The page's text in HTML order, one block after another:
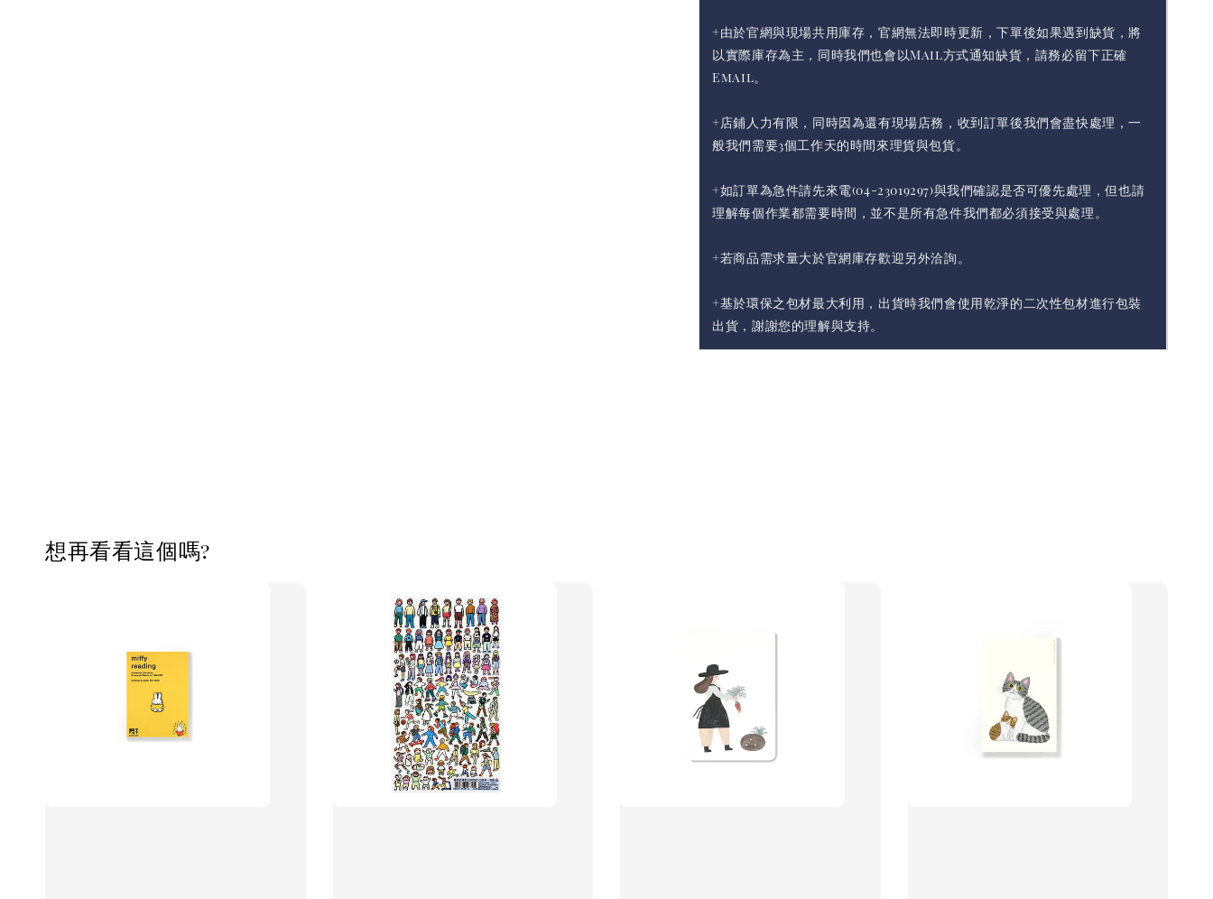
+由於官網與現場共用庫存，官網無法即時更新，下單後如果遇到缺貨，將
以實際庫存為主，同時我們也會以Mail方式通知缺貨，請務必留下正確
Email。
+店鋪人力有限，同時因為還有現場店務，收到訂單後我們會盡快處理，一
般我們需要3個工作天的時間來理貨與包貨。
+如訂單為急件請先來電(04-23019297)與我們確認是否可優先處理，但也請
理解每個作業都需要時間，並不是所有急件我們都必須接受與處理。
+若商品需求量大於官網庫存歡迎另外洽詢。
+基於環保之包材最大利用，出貨時我們會使用乾淨的二次性包材進行包裝
出貨，謝謝您的理解與支持。
想再看看這個嗎?